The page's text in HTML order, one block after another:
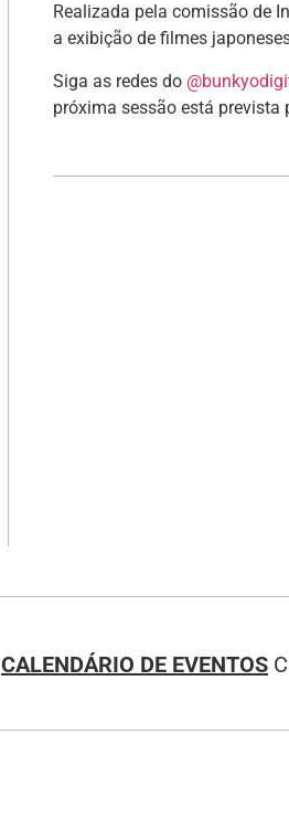
Realizada pela comissão de
a exibição de filmes
Siga as redes do
próxima sessão está prevista
CALENDÁRIO DE EVENTOS